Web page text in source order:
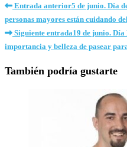
Entrada anterior5 de junio. Día
personas mayores están cuidando
Siguiente entrada19 de junio.
importancia y belleza de pasear
También podría gustarte